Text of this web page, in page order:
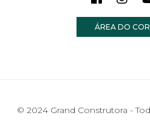
ÁREA DO
© 2024 Grand Construtora -